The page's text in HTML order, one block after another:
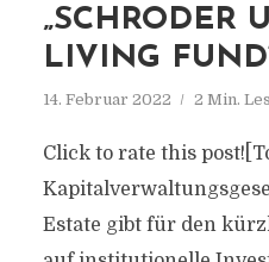
„SCHRODER
LIVING
14. Februar 2022 2 Min.
Click to rate this
Estate gibt für den